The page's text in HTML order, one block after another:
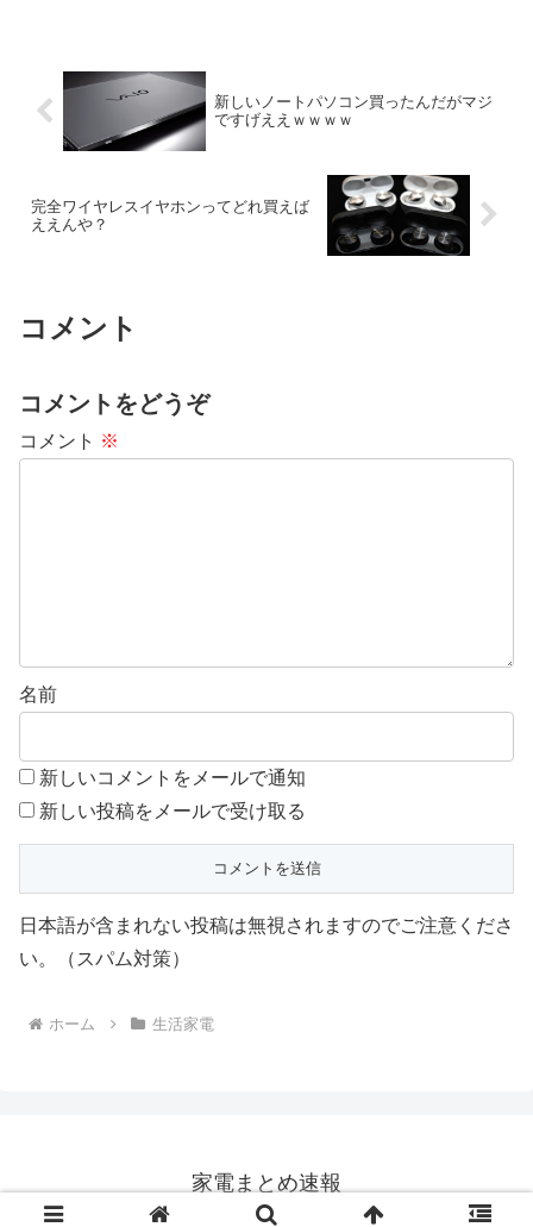
新しいノートパソコン買ったんだがマジ
ですげええｗｗｗｗ
完全ワイヤレスイヤホンってどれ買えば
ええんや？
コメント
コメントをどうぞ
コメント ※
名前
新しいコメントをメールで通知
新しい投稿をメールで受け取る
日本語が含まれない投稿は無視されますのでご注意くださ
い。（スパム対策）
ホーム 生活家電
家電まとめ速報
© 2023 家電まとめ速報.